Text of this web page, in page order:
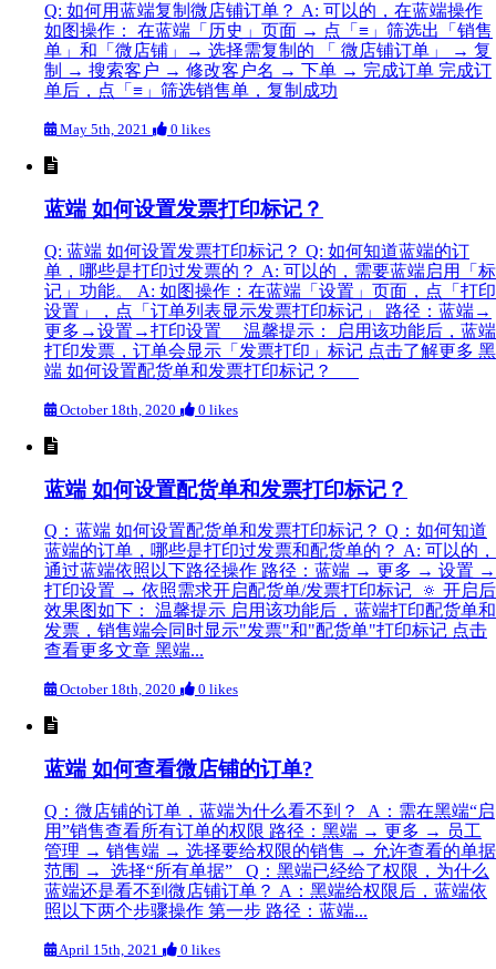
Q: 如何用蓝端复制微店铺订单？ A: 可以的，在蓝端操作
如图操作： 在蓝端「历史」页面 → 点「≡」筛选出「销售
单」和「微店铺」→ 选择需复制的 「 微店铺订单」 → 复
制 → 搜索客户 → 修改客户名 → 下单 → 完成订单 完成订
单后，点「≡」筛选销售单，复制成功
May 5th, 2021 0 likes
蓝端 如何设置发票打印标记？
Q: 蓝端 如何设置发票打印标记？ Q: 如何知道蓝端的订
单，哪些是打印过发票的？ A: 可以的，需要蓝端启用「标
记」功能。 A: 如图操作：在蓝端「设置」页面，点「打印
设置」，点「订单列表显示发票打印标记」 路径：蓝端→
更多→设置→打印设置 温馨提示： 启用该功能后，蓝端
打印发票，订单会显示「发票打印」标记 点击了解更多 黑
端 如何设置配货单和发票打印标记？
October 18th, 2020 0 likes
蓝端 如何设置配货单和发票打印标记？
Q：蓝端 如何设置配货单和发票打印标记？ Q：如何知道
蓝端的订单，哪些是打印过发票和配货单的？ A: 可以的，
通过蓝端依照以下路径操作 路径：蓝端 → 更多 → 设置 →
打印设置 → 依照需求开启配货单/发票打印标记 🔅 开启后
效果图如下： 温馨提示 启用该功能后，蓝端打印配货单和
发票，销售端会同时显示"发票"和"配货单"打印标记 点击
查看更多文章 黑端...
October 18th, 2020 0 likes
蓝端 如何查看微店铺的订单?
Q：微店铺的订单，蓝端为什么看不到？ A：需在黑端“启
用”销售查看所有订单的权限 路径：黑端 → 更多 → 员工
管理 → 销售端 → 选择要给权限的销售 → 允许查看的单据
范围 → 选择“所有单据” Q：黑端已经给了权限，为什么
蓝端还是看不到微店铺订单？ A：黑端给权限后，蓝端依
照以下两个步骤操作 第一步 路径：蓝端...
April 15th, 2021 0 likes